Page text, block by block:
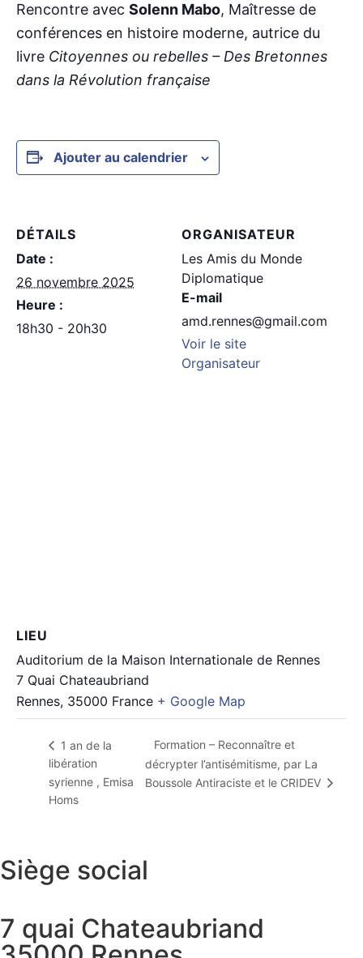
Rencontre avec Solenn Mabo, Maîtresse de
conférences en histoire moderne, autrice du
livre Citoyennes ou rebelles – Des Bretonnes
dans la Révolution française
Ajouter au calendrier
DÉTAILS
Date :
26 novembre 2025
Heure :
18h30 - 20h30
ORGANISATEUR
Les Amis du Monde
Diplomatique
E-mail
amd.rennes@gmail.com
Voir le site
Organisateur
LIEU
Auditorium de la Maison Internationale de Rennes
7 Quai Chateaubriand
Rennes, 35000 France + Google Map
1 an de la
libération
syrienne , Emisa
Homs
Formation – Reconnaître et
décrypter l’antisémitisme, par La
Boussole Antiraciste et le CRIDEV
Siège social
7 quai Chateaubriand